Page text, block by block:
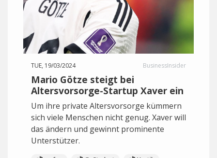
TUE, 19/03/2024 BusinessInsider
Mario Götze steigt bei
Altersvorsorge-Startup Xaver ein
Um ihre private Altersvorsorge kümmern
sich viele Menschen nicht genug. Xaver will
das ändern und gewinnt prominente
Unterstützer.